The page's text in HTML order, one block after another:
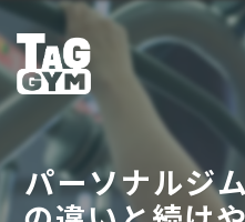
パーソナルジ